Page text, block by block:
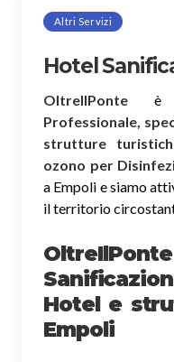
Altri Servizi
Hotel
OltreIlPonte è
Professionale,
strutture
ozono per
a Empoli e siamo
il territorio
Hotel e
Empoli